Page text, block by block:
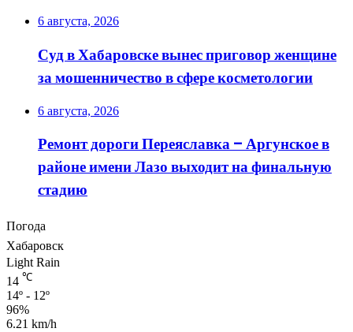
6 августа, 2026
Суд в Хабаровске вынес приговор женщине
за мошенничество в сфере косметологии
6 августа, 2026
Ремонт дороги Переяславка – Аргунское в
районе имени Лазо выходит на финальную
стадию
Погода
Хабаровск
Light Rain
14 ℃
14º - 12º
96%
6.21 km/h